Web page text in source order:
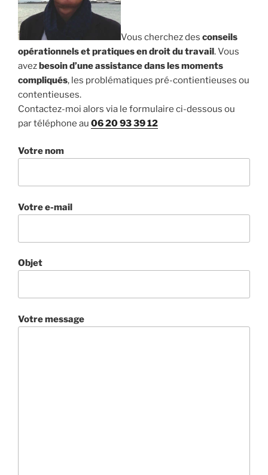
Vous cherchez des conseils
opérationnels et pratiques en droit du travail. Vous
avezbesoin d’une assistance dans les moments
compliqués, les problématiques pré-contientieuses ou
contentieuses.
Contactez-moi alors via le formulaire ci-dessous ou
par téléphone au 06 20 93 39 12
Votre nom
Votre e-mail
Objet
Votre message